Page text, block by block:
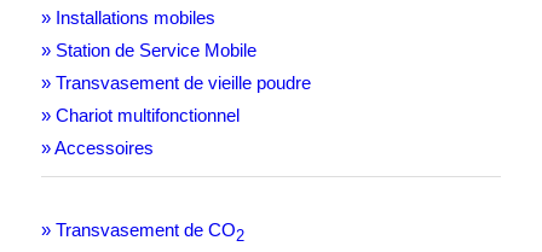
» Installations mobiles
» Station de Service Mobile
» Transvasement de vieille poudre
» Chariot multifonctionnel
» Accessoires
» Transvasement de CO2